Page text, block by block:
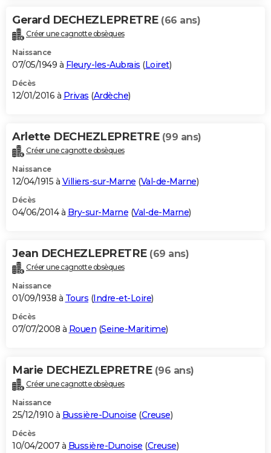
Gerard DECHEZLEPRETRE (66 ans)
Créer une cagnotte obsèques
Naissance
07/05/1949 à Fleury-les-Aubrais (Loiret)
Décès
12/01/2016 à Privas (Ardèche)
Arlette DECHEZLEPRETRE (99 ans)
Créer une cagnotte obsèques
Naissance
12/04/1915 à Villiers-sur-Marne (Val-de-Marne)
Décès
04/06/2014 à Bry-sur-Marne (Val-de-Marne)
Jean DECHEZLEPRETRE (69 ans)
Créer une cagnotte obsèques
Naissance
01/09/1938 à Tours (Indre-et-Loire)
Décès
07/07/2008 à Rouen (Seine-Maritime)
Marie DECHEZLEPRETRE (96 ans)
Créer une cagnotte obsèques
Naissance
25/12/1910 à Bussière-Dunoise (Creuse)
Décès
10/04/2007 à Bussière-Dunoise (Creuse)